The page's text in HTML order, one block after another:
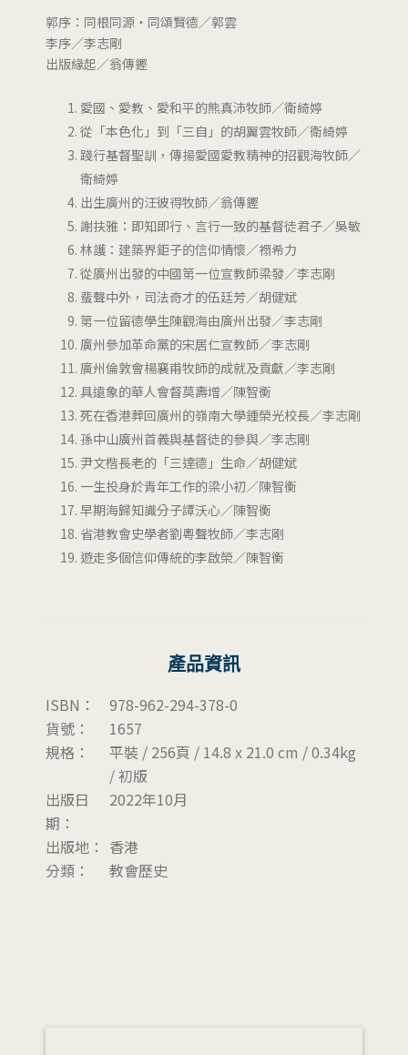
郭序：同根同源‧同頌賢德／郭雲
李序／李志剛
出版緣起／翁傳鏗
愛國、愛教、愛和平的熊真沛牧師／衛綺婷
從「本色化」到「三自」的胡翼雲牧師／衛綺婷
踐行基督聖訓，傳揚愛國愛教精神的招觀海牧師／
衛綺婷
出生廣州的汪彼得牧師／翁傳鏗
謝扶雅：即知即行、言行一致的基督徒君子／吳敏
林護：建築界鉅子的信仰情懷／禤希力
從廣州出發的中國第一位宣教師梁發／李志剛
蜚聲中外，司法奇才的伍廷芳／胡健斌
第一位留德學生陳觀海由廣州出發／李志剛
廣州參加革命黨的宋居仁宣教師／李志剛
廣州倫敦會楊襄甫牧師的成就及貢獻／李志剛
具遠象的華人會督莫壽增／陳智衡
死在香港葬回廣州的嶺南大學鍾榮光校長／李志剛
孫中山廣州首義與基督徒的參與／李志剛
尹文楷長老的「三達德」生命／胡健斌
一生投身於青年工作的梁小初／陳智衡
早期海歸知識分子譚沃心／陳智衡
省港教會史學者劉粵聲牧師／李志剛
遊走多個信仰傳統的李啟榮／陳智衡
產品資訊
ISBN：
978-962-294-378-0
貨號：
1657
規格：
平裝 / 256頁 / 14.8 x 21.0 cm / 0.34kg
/ 初版
出版日
期：
2022年10月
出版地： 香港
分類：
教會歷史